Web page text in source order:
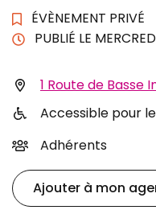
ÉVÈNEMENT PRIVÉ
PUBLIÉ LE
1 Route de Basse
Accessible pour
Adhérents
Ajouter à mon